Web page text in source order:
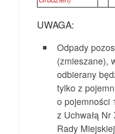
UWAGA:
Odpady
(zmieszane),
odbierany
tylko z
o pojemności
z Uchwałą
Rady